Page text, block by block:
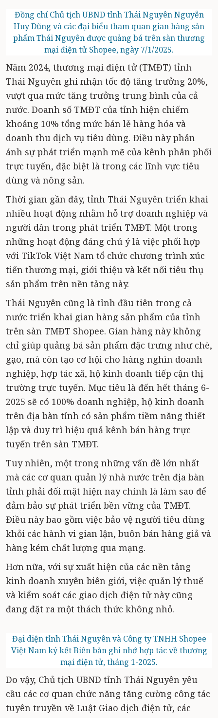
Đồng chí Chủ tịch UBND tỉnh Thái Nguyên Nguyễn
Huy Dũng và các đại biểu tham quan gian hàng sản
phẩm Thái Nguyên được quảng bá trên sàn thương
mại điện tử Shopee, ngày 7/1/2025.
Năm 2024, thương mại điện tử (TMĐT) tỉnh
Thái Nguyên ghi nhận tốc độ tăng trưởng 20%,
vượt qua mức tăng trưởng trung bình của cả
nước. Doanh số TMĐT của tỉnh hiện chiếm
khoảng 10% tổng mức bán lẻ hàng hóa và
doanh thu dịch vụ tiêu dùng. Điều này phản
ánh sự phát triển mạnh mẽ của kênh phân phối
trực tuyến, đặc biệt là trong các lĩnh vực tiêu
dùng và nông sản.
Thời gian gần đây, tỉnh Thái Nguyên triển khai
nhiều hoạt động nhằm hỗ trợ doanh nghiệp và
người dân trong phát triển TMĐT. Một trong
những hoạt động đáng chú ý là việc phối hợp
với TikTok Việt Nam tổ chức chương trình xúc
tiến thương mại, giới thiệu và kết nối tiêu thụ
sản phẩm trên nền tảng này.
Thái Nguyên cũng là tỉnh đầu tiên trong cả
nước triển khai gian hàng sản phẩm của tỉnh
trên sàn TMĐT Shopee. Gian hàng này không
chỉ giúp quảng bá sản phẩm đặc trưng như chè,
gạo, mà còn tạo cơ hội cho hàng nghìn doanh
nghiệp, hợp tác xã, hộ kinh doanh tiếp cận thị
trường trực tuyến. Mục tiêu là đến hết tháng 6-
2025 sẽ có 100% doanh nghiệp, hộ kinh doanh
trên địa bàn tỉnh có sản phẩm tiềm năng thiết
lập và duy trì hiệu quả kênh bán hàng trực
tuyến trên sàn TMĐT.
Tuy nhiên, một trong những vấn đề lớn nhất
mà các cơ quan quản lý nhà nước trên địa bàn
tỉnh phải đối mặt hiện nay chính là làm sao để
đảm bảo sự phát triển bền vững của TMĐT.
Điều này bao gồm việc bảo vệ người tiêu dùng
khỏi các hành vi gian lận, buôn bán hàng giả và
hàng kém chất lượng qua mạng.
Hơn nữa, với sự xuất hiện của các nền tảng
kinh doanh xuyên biên giới, việc quản lý thuế
và kiểm soát các giao dịch điện tử này cũng
đang đặt ra một thách thức không nhỏ.
Đại diện tỉnh Thái Nguyên và Công ty TNHH Shopee
Việt Nam ký kết Biên bản ghi nhớ hợp tác về thương
mại điện tử, tháng 1-2025.
Do vậy, Chủ tịch UBND tỉnh Thái Nguyên yêu
cầu các cơ quan chức năng tăng cường công tác
tuyên truyền về Luật Giao dịch điện tử, các